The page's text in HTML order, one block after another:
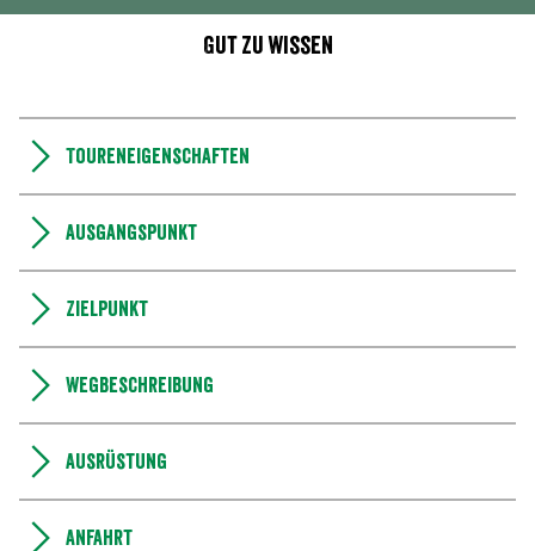
Gut zu wissen
Toureneigenschaften
Ausgangspunkt
Zielpunkt
Wegbeschreibung
Ausrüstung
Anfahrt